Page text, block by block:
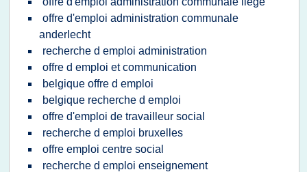
offre d'emploi administration communale
anderlecht
recherche d emploi administration
offre d emploi et communication
belgique offre d emploi
belgique recherche d emploi
offre d'emploi de travailleur social
recherche d emploi bruxelles
offre emploi centre social
recherche d emploi enseignement